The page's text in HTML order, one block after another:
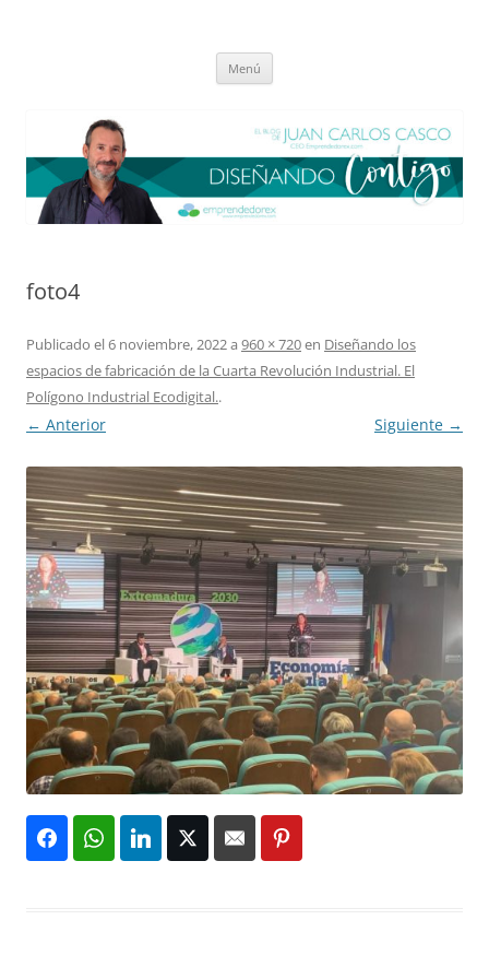
Menú
foto4
Publicado el6 noviembre, 2022a 960 × 720en Diseñando los
espacios de fabricación de la Cuarta Revolución Industrial. El
Polígono Industrial Ecodigital..
← Anterior Siguiente →